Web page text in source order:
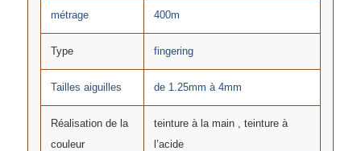
métrage 400m
Type fingering
Tailles aiguilles de 1.25mm à 4mm
Réalisation de la
couleur
teinture à la main , teinture à
l’acide